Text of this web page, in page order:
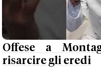
Offese a
risarcire gli eredi